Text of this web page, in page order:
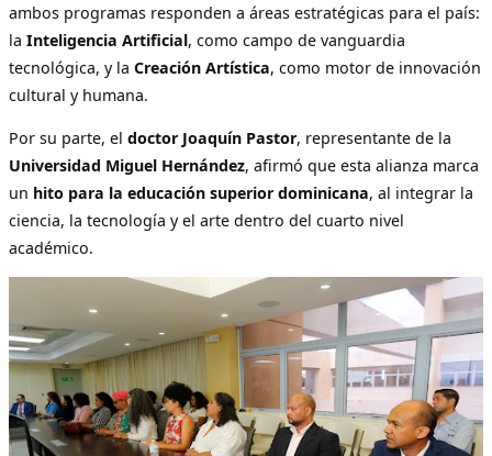
ambos programas responden a áreas estratégicas para el país:
la Inteligencia Artificial, como campo de vanguardia
tecnológica, y la Creación Artística, como motor de innovación
cultural y humana.
Por su parte, el doctor Joaquín Pastor, representante de la
Universidad Miguel Hernández, afirmó que esta alianza marca
un hito para la educación superior dominicana, al integrar la
ciencia, la tecnología y el arte dentro del cuarto nivel
académico.